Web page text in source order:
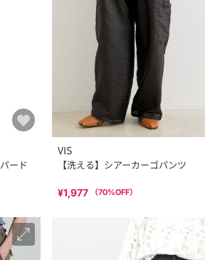
ード
VIS
【洗える】シアーカーゴパンツ
¥1,977 （70%OFF）